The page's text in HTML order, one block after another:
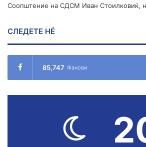
Соопштение на СДСМ Иван Стоилковиќ,
СЛЕДЕТЕ НÉ
85,747 Фанови